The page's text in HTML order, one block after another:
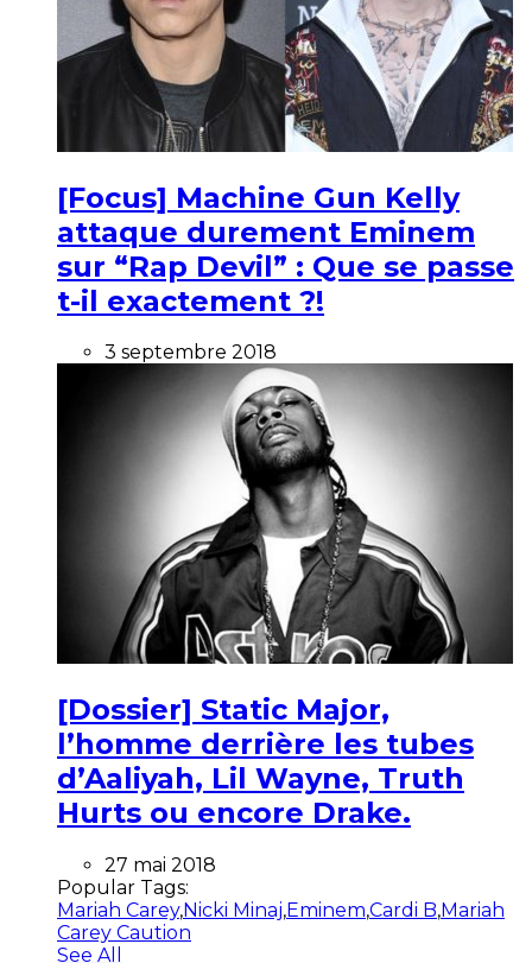
[Focus] Machine Gun Kelly
attaque durement Eminem
sur “Rap Devil” : Que se passe
t-il exactement ?!
3 septembre 2018
[Dossier] Static Major,
l’homme derrière les tubes
d’Aaliyah, Lil Wayne, Truth
Hurts ou encore Drake.
27 mai 2018
Popular Tags:
Mariah Carey,Nicki Minaj,Eminem,Cardi B,Mariah
Carey Caution
See All